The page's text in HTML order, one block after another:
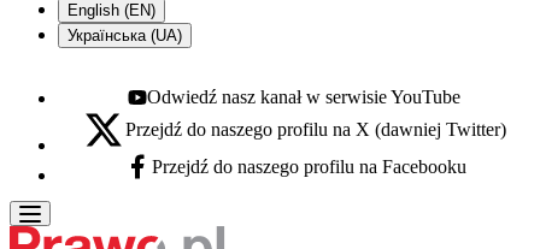
English (EN)
Українська (UA)
Youtube - otwiera się w nowej karcie
Odwiedź nasz kanał w serwisie YouTube
X - otwiera się w nowej karcie
Przejdź do naszego profilu na X (dawniej Twitter)
Facebook - otwiera się w nowej karcie
Przejdź do naszego profilu na Facebooku